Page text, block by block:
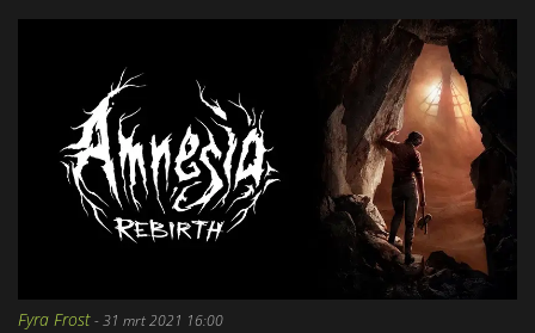
Fyra Frost-31 mrt 2021 16:00